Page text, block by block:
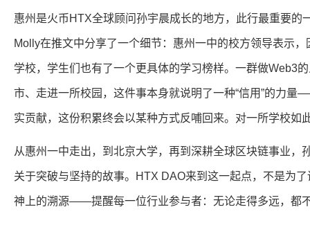
惠州是火币HTX全球顾问孙宇晨成长的地方，此行最重要
Molly在推文中分享了一个细节：惠州一中的校方领导表示
学校，学生们也有了一个更具体的学习榜样。一群做Web3
市、走进一所校园，这件事本身就说明了一种“信用”的力
实贡献，这份积累终会以某种方式反哺回来。对一所学校如
从惠州一中走出，到北京大学，再到深耕全球区块链事业，
关于突破与坚持的故事。HTX DAO来到这一起点，不是为
神上的溯源——提醒每一位行业参与者：无论走得多远，都